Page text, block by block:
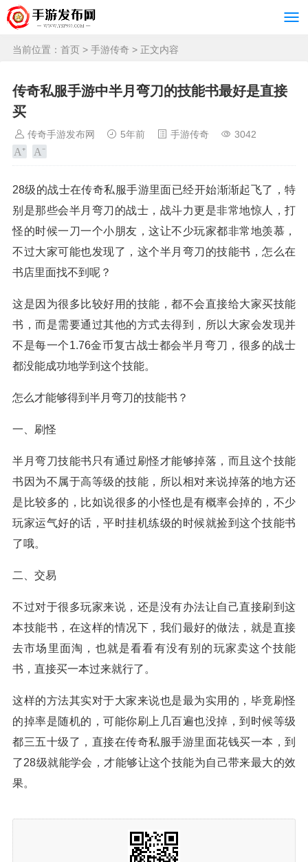
当前位置： 首页 > 手游传奇 > 正文内容
传奇私服手游中半月弯刀的技能书最好是直接
买
传奇手游发布网 5年前 手游传奇 3042
28级的战士在传奇私服手游里面已经开始渐渐起飞了，特
别是那些会半月弯刀的战士，战斗力更是非常地惊人，打
怪的时候一刀一个小朋友，这让不少玩家都非常地羡慕，
不过大家可能也发现了，这个半月弯刀的技能书，怎么在
书店里面找不到呢？
这是因为很多比较好用的技能，都不会直接给大家买技能
书，而是需要通过其他的方式去得到，所以大家会发现并
不是每一个1.76金币复古战士都会半月弯刀，很多的战士
都没能成功地学到这个技能。
怎么才能够得到半月弯刀的技能书？
一、刷怪
半月弯刀技能书只有通过刷怪才能够掉落，而且这个技能
书因为不属于高等级的技能，所以相对来说掉落的地方还
是比较多的，比如说很多的小怪也是有概率会掉的，不少
玩家运气好的话，平时挂机练级的时候就捡到这个技能书
了哦。
二、交易
不过对于很多玩家来说，还是没有办法让自己直接刷到这
本技能书，在这样的情况下，我们最好的做法，就是直接
去市场里面淘，也就是看看有没有别的玩家卖这个技能
书，直接买一本过来就行了。
这样的方法其实对于大家来说也是最为实用的，毕竟刷怪
的掉率是随机的，可能你刷上几百遍也没掉，到时候等级
都三五十级了，直接在传奇私服手游里面花钱买一本，到
了28级就能学会，才能够让这个技能为自己带来最大的效
果。